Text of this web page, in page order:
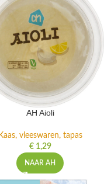
AH Aioli
Kaas, vleeswaren, tapas
€1,29
NAAR AH